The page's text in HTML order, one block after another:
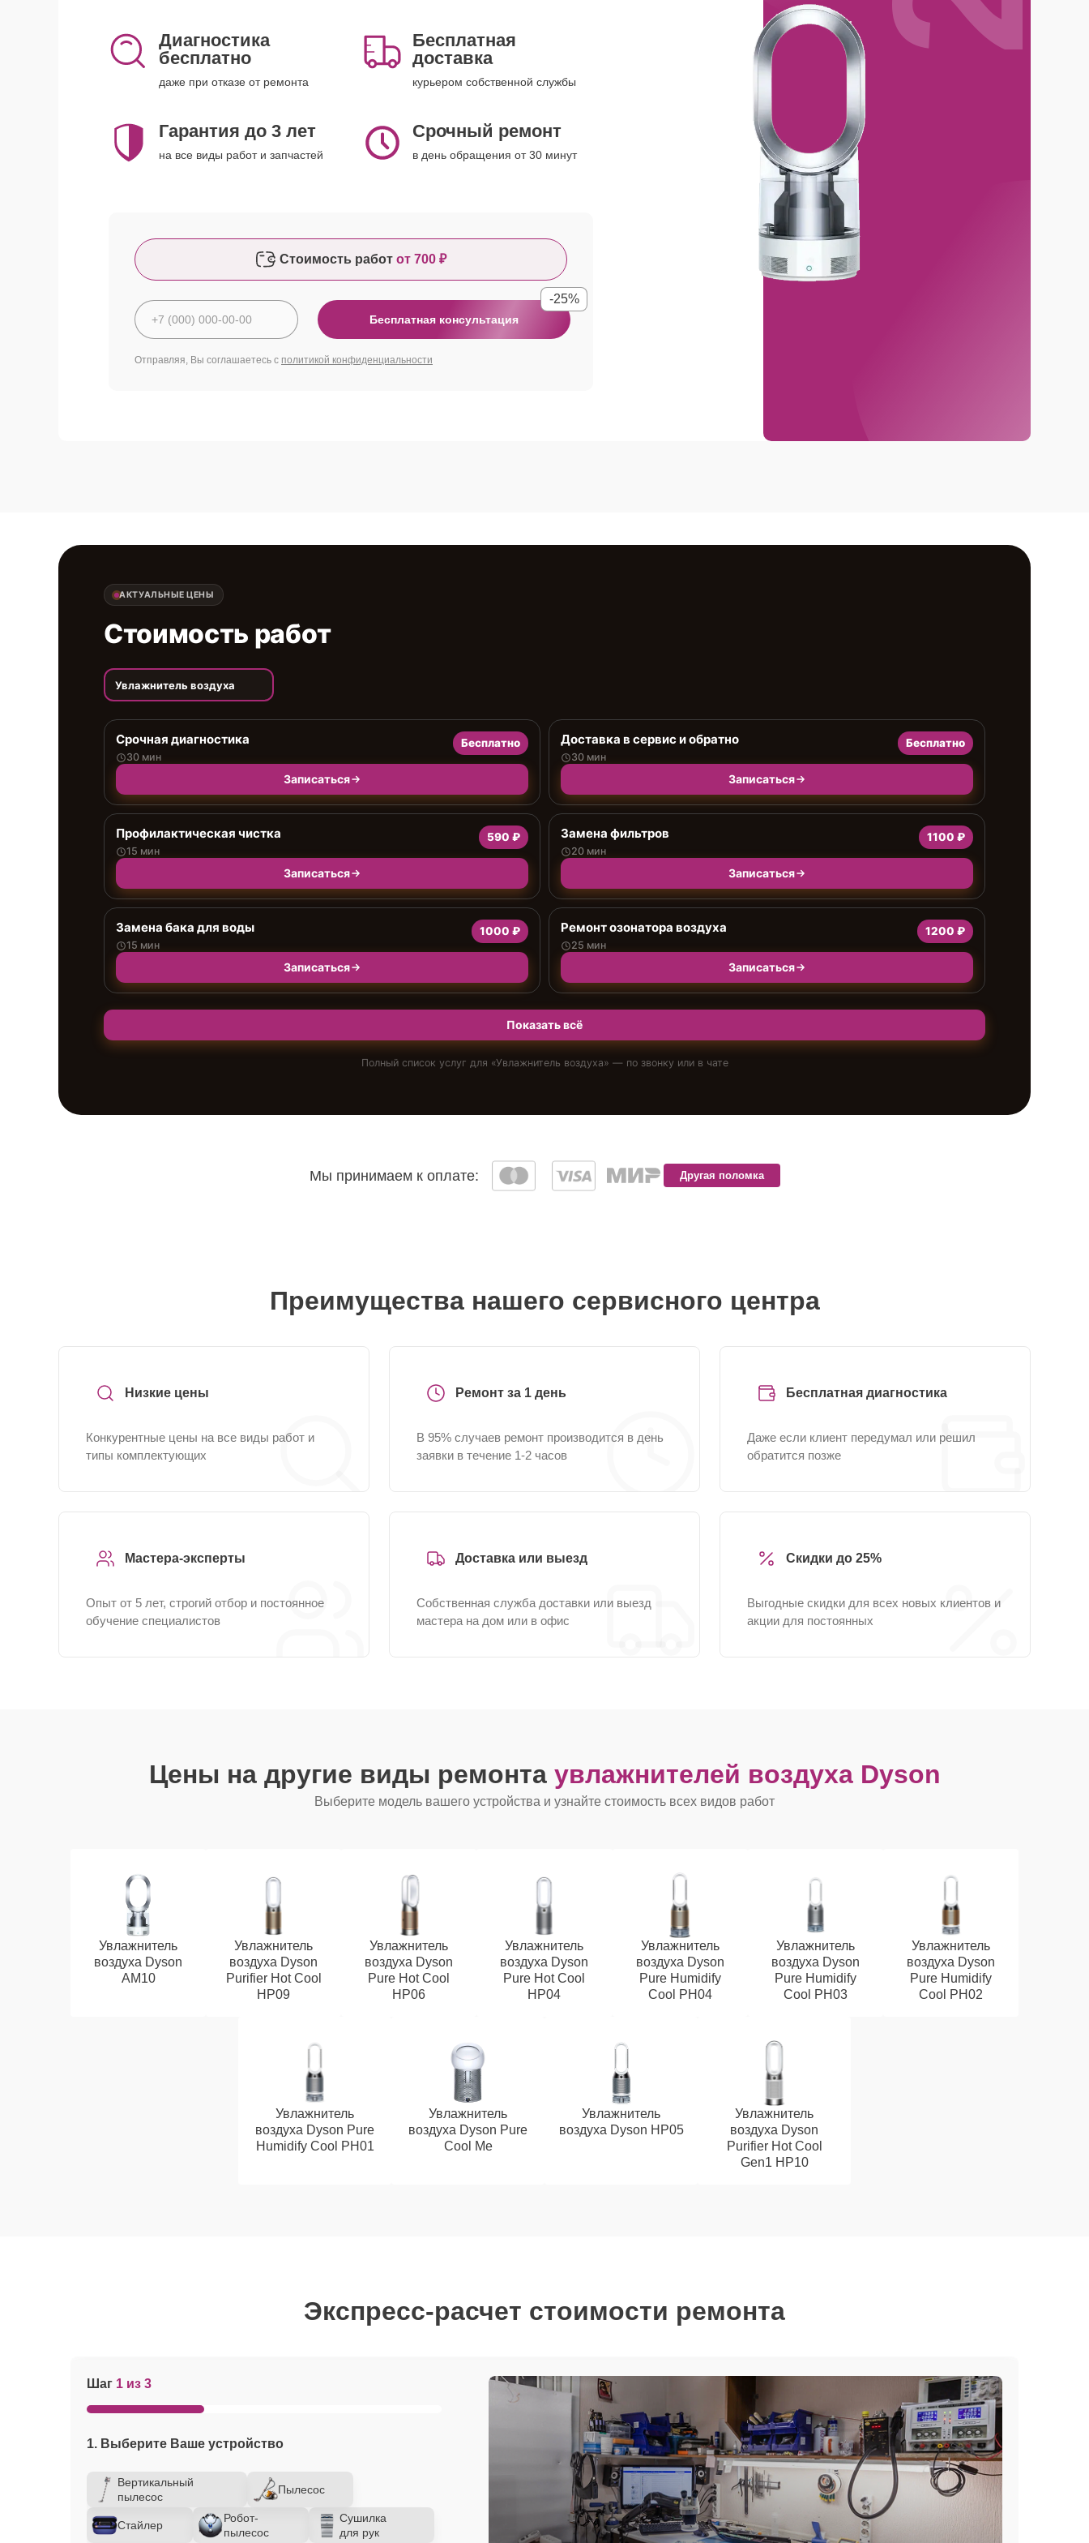
Диагностика
бесплатно
даже при отказе от ремонта
Бесплатная
доставка
курьером собственной службы
Гарантия до 3 лет
на все виды работ и запчастей
Срочный ремонт
в день обращения от 30 минут
Стоимость работ от 700 ₽
Бесплатная консультация
-25%
Отправляя, Вы соглашаетесь с политикой конфиденциальности
АКТУАЛЬНЫЕ ЦЕНЫ
Стоимость работ
Увлажнитель воздуха
Срочная диагностика
30 мин
Бесплатно
Записаться
Доставка в сервис и обратно
30 мин
Бесплатно
Записаться
Профилактическая чистка
15 мин
590 ₽
Записаться
Замена фильтров
20 мин
1100 ₽
Записаться
Замена бака для воды
15 мин
1000 ₽
Записаться
Ремонт озонатора воздуха
25 мин
1200 ₽
Записаться
Показать всё
Полный список услуг для «Увлажнитель воздуха» — по звонку или в чате
Мы принимаем к оплате: Другая поломка
Преимущества нашего сервисного центра
Низкие цены
Конкурентные цены на все виды работ и
типы комплектующих
Ремонт за 1 день
В 95% случаев ремонт производится в день
заявки в течение 1-2 часов
Бесплатная диагностика
Даже если клиент передумал или решил
обратится позже
Мастера-эксперты
Опыт от 5 лет, строгий отбор и постоянное
обучение специалистов
Доставка или выезд
Собственная служба доставки или выезд
мастера на дом или в офис
Скидки до 25%
Выгодные скидки для всех новых клиентов и
акции для постоянных
Цены на другие виды ремонта увлажнителей воздуха Dyson
Выберите модель вашего устройства и узнайте стоимость всех видов работ
Увлажнитель
воздуха Dyson
AM10
Увлажнитель
воздуха Dyson
Purifier Hot Cool
HP09
Увлажнитель
воздуха Dyson
Pure Hot Cool
HP06
Увлажнитель
воздуха Dyson
Pure Hot Cool
HP04
Увлажнитель
воздуха Dyson
Pure Humidify
Cool PH04
Увлажнитель
воздуха Dyson
Pure Humidify
Cool PH03
Увлажнитель
воздуха Dyson
Pure Humidify
Cool PH02
Увлажнитель
воздуха Dyson Pure
Humidify Cool PH01
Увлажнитель
воздуха Dyson Pure
Cool Me
Увлажнитель
воздуха Dyson HP05
Увлажнитель
воздуха Dyson
Purifier Hot Cool
Gen1 HP10
Экспресс-расчет стоимости ремонта
Шаг 1 из 3
1. Выберите Ваше устройство
Вертикальный
пылесос
Пылесос
Стайлер
Робот-
пылесос
Сушилка
для рук